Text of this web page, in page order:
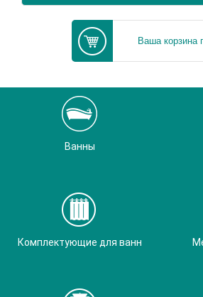
Ваша корзина
Ванны
Комплектующие для ванн